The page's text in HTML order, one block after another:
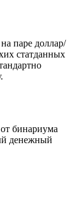
паре доллар/
статданных
бинариума
денежный